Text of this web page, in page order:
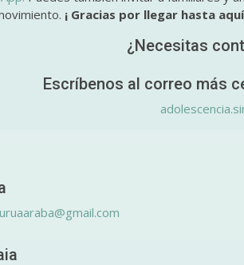
¡ Gracias por llegar hasta
¿Necesitas
Escríbenos al correo más